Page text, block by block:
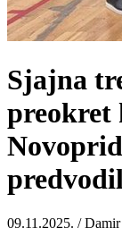
Sjajna
preokret
09.11.2025. /